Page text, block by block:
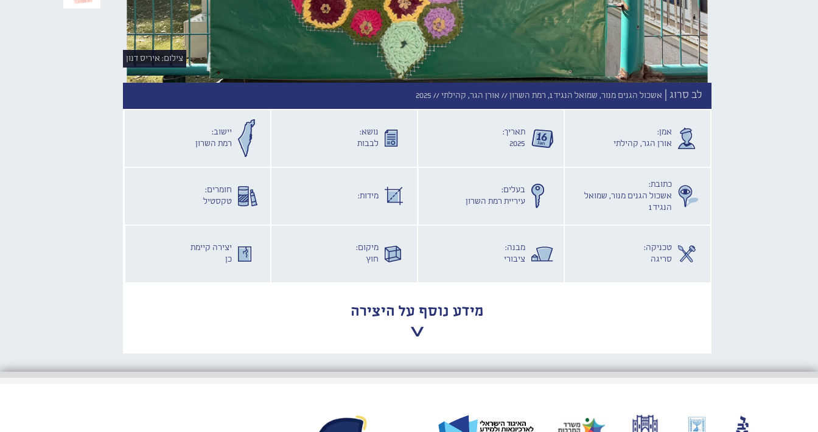
צילום: איריס דנון
לב סרוג | אשכול הגנים מנור, שמואל הנגיד 1, רמת השרון // אורן הגר, קהילתי // 2025
אמן:
אורן הגר, קהילתי
תאריך:
2025
נושא:
לבבות
יישוב:
רמת השרון
כתובת:
אשכול הגנים מנור, שמואל
הנגיד 1
בעלים:
עיריית רמת השרון
מידות:
חומרים:
טקסטיל
טכניקה:
סריגה
מבנה:
ציבורי
מיקום:
חוץ
יצירה קיימת
כן
מידע נוסף על היצירה